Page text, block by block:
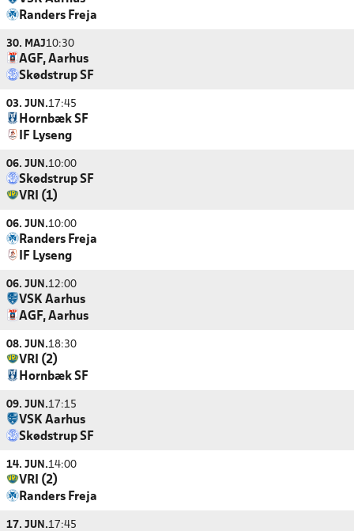
Randers Freja
30. MAJ10:30
AGF, Aarhus
Skødstrup SF
03. JUN.17:45
Hornbæk SF
IF Lyseng
06. JUN.10:00
Skødstrup SF
VRI (1)
06. JUN.10:00
Randers Freja
IF Lyseng
06. JUN.12:00
VSK Aarhus
AGF, Aarhus
08. JUN.18:30
VRI (2)
Hornbæk SF
09. JUN.17:15
VSK Aarhus
Skødstrup SF
14. JUN.14:00
VRI (2)
Randers Freja
17. JUN.17:45